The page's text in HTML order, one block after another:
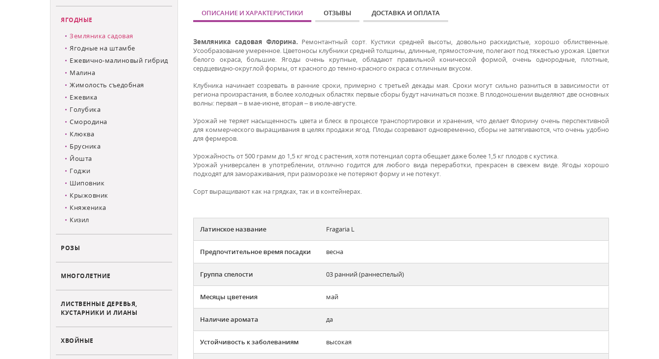
ЯГОДНЫЕ
Земляника садовая
Ягодные на штамбе
Ежевично-малиновый гибрид
Малина
Жимолость съедобная
Ежевика
Голубика
Смородина
Клюква
Брусника
Йошта
Годжи
Шиповник
Крыжовник
Княженика
Кизил
РОЗЫ
МНОГОЛЕТНИЕ
ЛИСТВЕННЫЕ ДЕРЕВЬЯ,
КУСТАРНИКИ И ЛИАНЫ
ХВОЙНЫЕ
ОПИСАНИЕ И ХАРАКТЕРИСТИКИ ОТЗЫВЫ ДОСТАВКА И ОПЛАТА
Земляника садовая Флорина. Ремонтантный сорт. Кустики средней высоты, довольно раскидистые, хорошо облиственные.
Усообразование умеренное. Цветоносы клубники средней толщины, длинные, прямостоячие, полегают под тяжестью урожая. Цветки
белого окраса, большие. Ягоды очень крупные, обладают правильной конической формой, очень однородные, плотные,
сердцевидно-округлой формы, от красного до темно-красного окраса с отличным вкусом.
Клубника начинает созревать в ранние сроки, примерно с третьей декады мая. Сроки могут сильно разниться в зависимости от
региона произрастания, в более холодных областях первые сборы будут начинаться позже. В плодоношении выделяют две основных
волны: первая – в мае-июне, вторая – в июле-августе.
Урожай не теряет насыщенность цвета и блеск в процессе транспортировки и хранения, что делает Флорину очень перспективной
для коммерческого выращивания в целях продажи ягод. Плоды созревают одновременно, сборы не затягиваются, что очень удобно
для фермеров.
Урожайность от 500 грамм до 1,5 кг ягод с растения, хотя потенциал сорта обещает даже более 1,5 кг плодов с кустика.
Урожай универсален в употреблении, отлично годится для любого вида переработки, прекрасен в свежем виде. Ягоды хорошо
подходят для замораживания, при разморозке не потеряют форму и не потекут.
Сорт выращивают как на грядках, так и в контейнерах.
Латинское название Fragaria L
Предпочтительное время посадки весна
Группа спелости 03 ранний (раннеспелый)
Месяцы цветения май
Наличие аромата да
Устойчивость к заболеваниям высокая